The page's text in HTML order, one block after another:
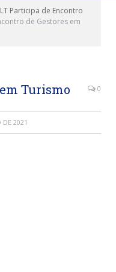
Participa de Encontro
de Gestores em
Turismo 0
DE 2021